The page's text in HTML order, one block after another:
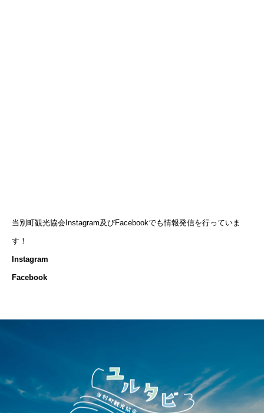
当別町観光協会Instagram及びFacebookでも情報発信を行っていま
す！
Instagram
Facebook